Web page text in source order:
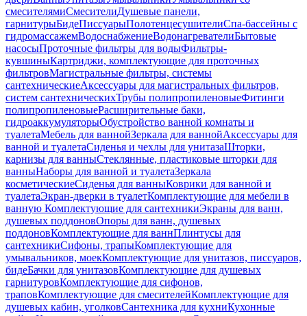
смесителямиСмесителиДушевые панели,
гарнитурыБидеПиссуарыПолотенцесушителиСпа-бассейны с
гидромассажемВодоснабжениеВодонагревателиБытовые
насосыПроточные фильтры для водыФильтры-
кувшиныКартриджи, комплектующие для проточных
фильтровМагистральные фильтры, системы
сантехническиеАксессуары для магистральных фильтров,
систем сантехническихТрубы полипропиленовыеФитинги
полипропиленовыеРасширительные баки,
гидроаккумуляторыОбустройство ванной комнаты и
туалетаМебель для ваннойЗеркала для ваннойАксессуары для
ванной и туалетаСиденья и чехлы для унитазаШторки,
карнизы для ванныСтеклянные, пластиковые шторки для
ванныНаборы для ванной и туалетаЗеркала
косметическиеСиденья для ванныКоврики для ванной и
туалетаЭкран-дверки в туалетКомплектующие для мебели в
ванную Комплектующие для сантехникиЭкраны для ванн,
душевых поддоновОпоры для ванн, душевых
поддоновКомплектующие для ваннПлинтусы для
сантехникиСифоны, трапыКомплектующие для
умывальников, моекКомплектующие для унитазов, писсуаров,
бидеБачки для унитазовКомплектующие для душевых
гарнитуровКомплектующие для сифонов,
траповКомплектующие для смесителейКомплектующие для
душевых кабин, уголковСантехника для кухниКухонные